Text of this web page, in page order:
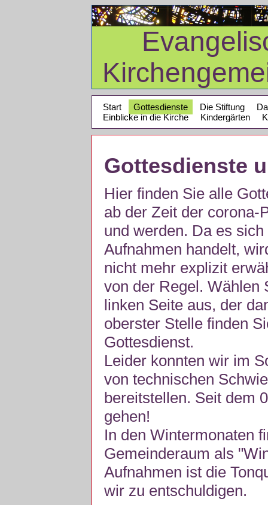
Start Gottesdienste Die Stiftung
Einblicke in die Kirche
Kindergärten
Gottesdienste
Hier finden Sie alle
ab der Zeit der corona-
und werden. Da es
Aufnahmen handelt,
nicht mehr explizit
von der Regel. Wählen
linken Seite aus, der
oberster Stelle finden
Gottesdienst.
Leider konnten wir im
von technischen
bereitstellen. Seit dem
gehen!
In den Wintermonaten
Gemeinderaum als
Aufnahmen ist die
wir zu entschuldigen.